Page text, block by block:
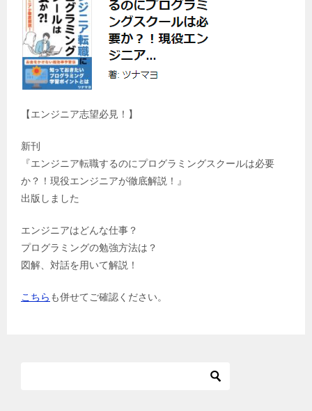
【エンジニア志望必見！】
新刊
『エンジニア転職するのにプログラミングスクールは必要
か？！現役エンジニアが徹底解説！』
出版しました
エンジニアはどんな仕事？
プログラミングの勉強方法は？
図解、対話を用いて解説！
こちら も併せてご確認ください。